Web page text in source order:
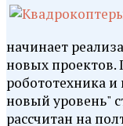
начинает
новых проектов.
робототехника
новый уровень"
рассчитан на